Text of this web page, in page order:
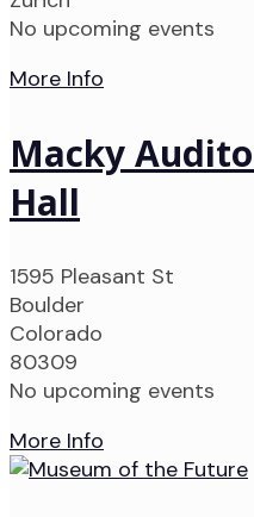
No upcoming events
More Info
Macky
Hall
1595 Pleasant St
Boulder
Colorado
80309
No upcoming events
More Info